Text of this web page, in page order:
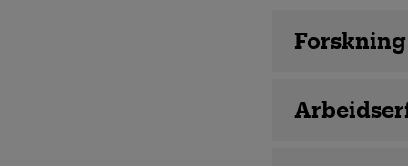
Ansatte
Forskning